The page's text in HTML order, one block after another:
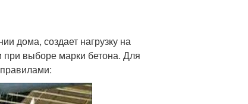
дома, создает нагрузку на
выборе марки бетона. Для